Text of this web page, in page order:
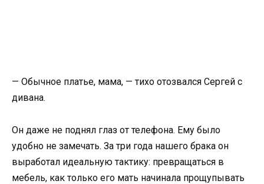
— Обычное платье, мама, — тихо отозвался Сергей с
дивана.
Он даже не поднял глаз от телефона. Ему было
удобно не замечать. За три года нашего брака он
выработал идеальную тактику: превращаться в
мебель, как только его мать начинала прощупывать